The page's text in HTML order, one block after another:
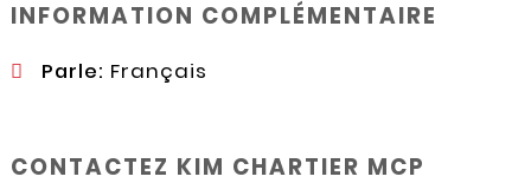
INFORMATION COMPLÉMENTAIRE
Parle: Français
CONTACTEZ KIM CHARTIER MCP